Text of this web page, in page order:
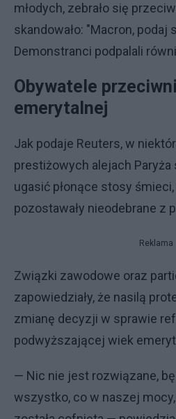
młodych, zebrało się
skandowało: "Macron, podaj
Demonstranci podpalali
Obywatele
emerytalnej
Jak podaje Reuters, w
prestiżowych alejach Paryża
ugasić płonące stosy
pozostawały nieodebrane z
Reklama
Związki zawodowe oraz
zapowiedziały, że nasilą
zmianę decyzji w sprawie
podwyższającej wiek
— Nic nie jest rozwiązane,
wszystko, co w naszej